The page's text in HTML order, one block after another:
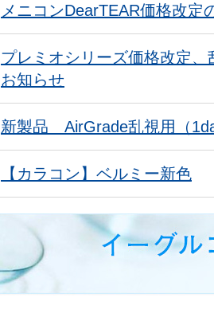
メニコンDearTEAR価格改定
プレミオシリーズ価格改定
お知らせ
新製品 AirGrade乱視用（
【カラコン】ベルミー新色